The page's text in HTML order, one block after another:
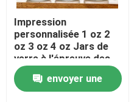
Impression
personnalisée 1 oz 2
oz 3 oz 4 oz Jars de
verre à l'épreuve des
enfants 3 oz Jars de
verre à face droite
Cap Cr Jars résistant
envoyer une